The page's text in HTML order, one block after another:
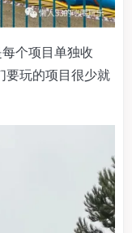
个项目单独收
要玩的项目很少就